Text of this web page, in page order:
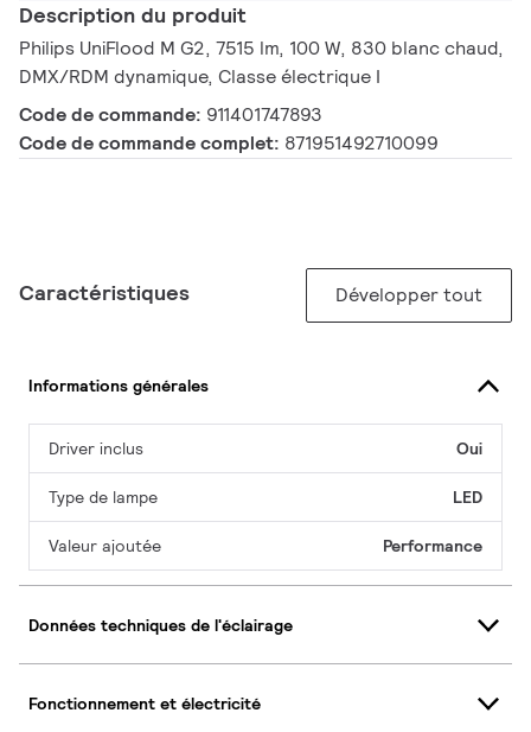
Description du produit
Philips UniFlood M G2, 7515 lm, 100 W, 830 blanc chaud,
DMX/RDM dynamique, Classe électrique I
Code de commande: 911401747893
Code de commande complet: 871951492710099
Caractéristiques Développer tout
Informations générales
Driver inclus Oui
Type de lampe LED
Valeur ajoutée Performance
Données techniques de l'éclairage
Fonctionnement et électricité